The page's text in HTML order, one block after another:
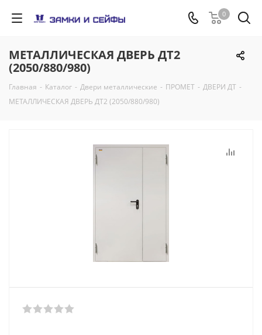
0
МЕТАЛЛИЧЕСКАЯ ДВЕРЬ ДТ2
(2050/880/980)
Главная - Каталог - Двери металлические - ПРОМЕТ - ДВЕРИ ДТ -
МЕТАЛЛИЧЕСКАЯ ДВЕРЬ ДТ2 (2050/880/980)